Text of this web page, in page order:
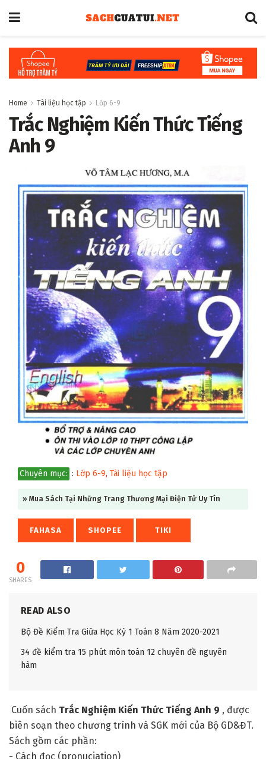
Home Tài liệu học tập Lớp 6-9
Trắc Nghiệm Kiến Thức Tiếng
Anh 9
Chuyên mục: : Lớp 6-9, Tài liệu học tập
» Mua Sách Tại Những Trang Thương Mại Điện Tử Uy Tín
FAHASA SHOPEE TIKI
0
SHARES
READ ALSO
Bộ Đề Kiểm Tra Giữa Học Kỳ 1 Toán 8 Năm 2020-2021
34 đề kiểm tra 15 phút môn toán 12 chuyên đề nguyên
hàm
Cuốn sách Trắc Nghiệm Kiến Thức Tiếng Anh 9 , được
biên soạn theo chương trình và SGK mới của Bộ GD&ĐT.
Sách gồm các phần:
- Cách đọc (pronuciation)